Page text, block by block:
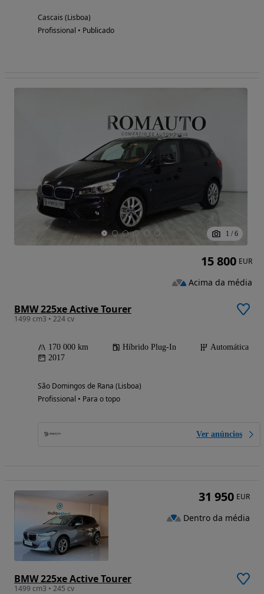
Cascais (Lisboa)
Profissional • Publicado
1 / 6
BMW 225xe Active Tourer
1499 cm3 • 224 cv
170 000 km Híbrido Plug-In
Automática
2017
São Domingos de Rana (Lisboa)
Profissional • Para o topo
Ver anúncios
15 800 EUR
Acima da média
BMW 225xe Active Tourer
1499 cm3 • 245 cv
31 950 EUR
Dentro da média